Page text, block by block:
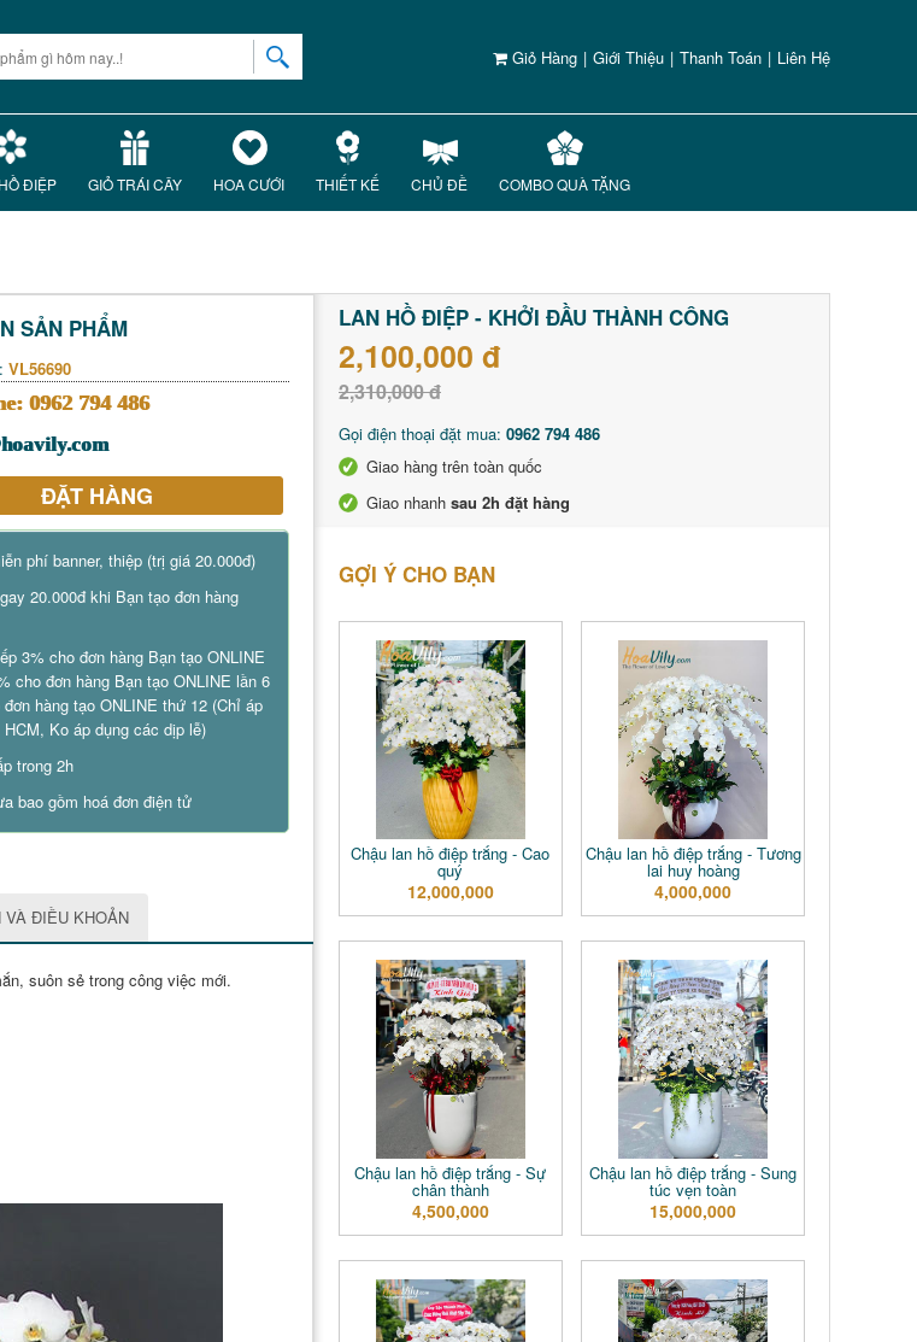
Giỏ Hàng | Giới Thiệu | Thanh Toán | Liên Hệ
ĐIỆP GIỎ TRÁI CÂY HOA CƯỚI THIẾT KẾ CHỦ ĐỀ COMBO QUÀ TẶNG
SẢN PHẨM
VL56690
0962 794 486
ĐẶT HÀNG
phí banner, thiệp (trị giá 20.000đ)
20.000đ khi Bạn tạo đơn hàng
3% cho đơn hàng Bạn tạo ONLINE
cho đơn hàng Bạn tạo ONLINE lần 6
hàng tạo ONLINE thứ 12 (Chỉ áp
Ko áp dụng các dịp lễ)
trong 2h
bao gồm hoá đơn điện tử
VÀ ĐIỀU KHOẢN
suôn sẻ trong công việc mới.
LAN HỒ ĐIỆP - KHỞI ĐẦU THÀNH CÔNG
2,100,000 đ
2,310,000 đ
Gọi điện thoại đặt mua: 0962 794 486
Giao hàng trên toàn quốc
Giao nhanh sau 2h đặt hàng
GỢI Ý CHO BẠN
Chậu lan hồ điệp trắng - Cao
quý
12,000,000
Chậu lan hồ điệp trắng - Tương
lai huy hoàng
4,000,000
Chậu lan hồ điệp trắng - Sự
chân thành
4,500,000
Chậu lan hồ điệp trắng - Sung
túc vẹn toàn
15,000,000